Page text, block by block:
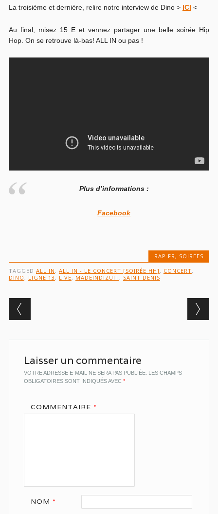
La troisième et dernière, relire notre interview de Dino > ICI <
Au final, misez 15 E et vennez partager une belle soirée Hip
Hop. On se retrouve là-bas! ALL IN ou pas !
Plus d’informations :
Facebook
RAP FR , SOIREES
TAGGED ALL IN , ALL IN - LE CONCERT [SOIRÉE HH] , CONCERT,
DINO , LIGNE 13 , LIVE, MADEINDIZUIT, SAINT DENIS
Post navigation
Laisser un commentaire
VOTRE ADRESSE E-MAIL NE SERA PAS PUBLIÉE. LES CHAMPS
OBLIGATOIRES SONT INDIQUÉS AVEC *
COMMENTAIRE *
NOM *